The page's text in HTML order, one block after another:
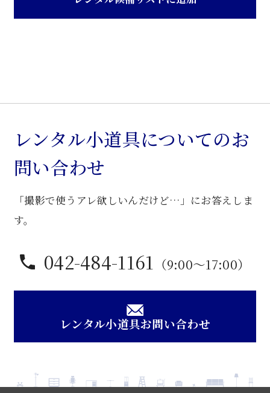
地
笥
個
レンタル小道具についてのお
問い合わせ
「撮影で使うアレ欲しいんだけど…」にお答えしま
す。
042-484-1161 （9:00〜17:00）
レンタル小道具お問い合わせ